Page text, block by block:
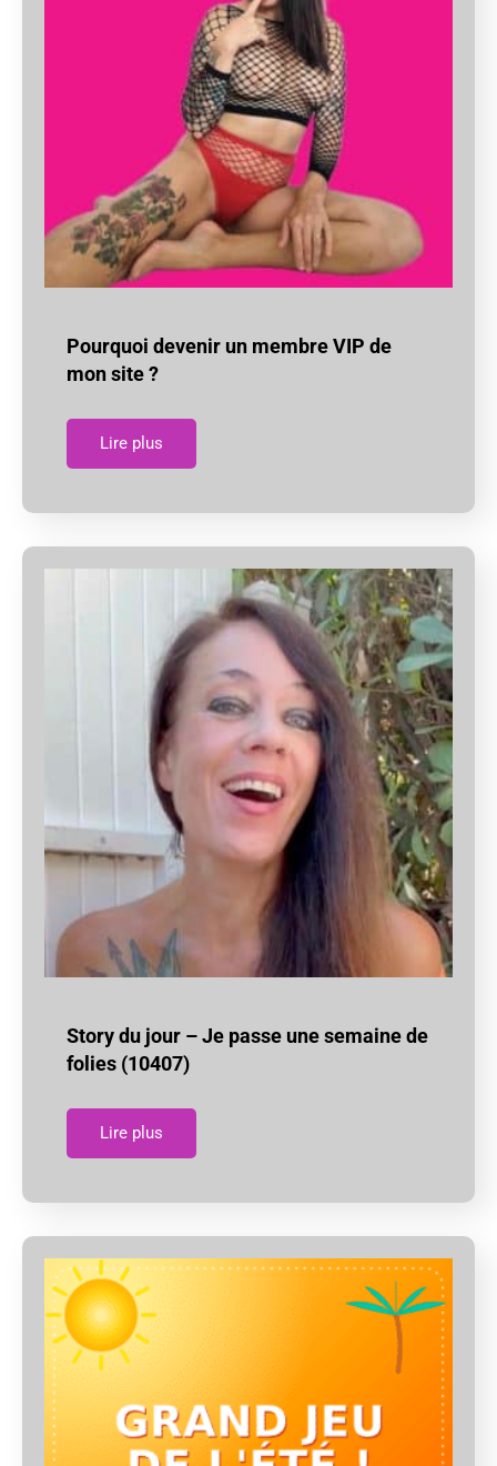
Pourquoi devenir un membre VIP de
mon site ?
Lire plus
Story du jour – Je passe une semaine de
folies (10407)
Lire plus